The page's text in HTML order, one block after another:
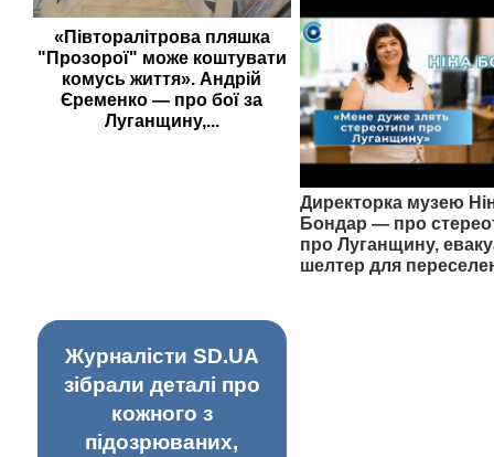
«Півторалітрова пляшка
"Прозорої" може коштувати
комусь життя». Андрій
Єременко — про бої за
Луганщину,...
Директорка музею
Бондар — про
про Луганщину,
шелтер для
Журналісти SD.UA
зібрали деталі про
кожного з
підозрюваних,